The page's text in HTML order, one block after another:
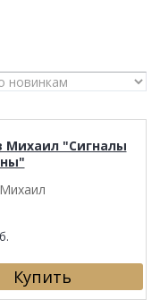
Михаил "Сигналы